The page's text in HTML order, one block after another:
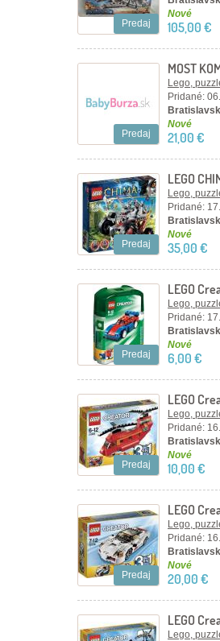
Predaj
Nové
105,00 €
Predaj
MOST
Lego,
Pridané:
Nové
21,00 €
Predaj
LEGO
Lego,
Pridané:
Nové
35,00 €
Predaj
LEGO
autíčko
Lego,
Pridané:
Nové
6,00 €
Predaj
LEGO
Lego,
Pridané:
Nové
10,00 €
Predaj
LEGO
autíčko
Lego,
Pridané:
Nové
20,00 €
LEGO
Lego,